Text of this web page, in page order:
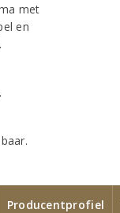
met
en
Producentprofiel